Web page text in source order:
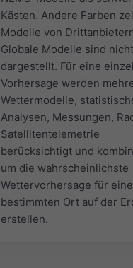
Kästen. Andere Farben
Modelle von
Globale Modelle sind nicht
dargestellt. Für eine
Vorhersage werden
Wettermodelle,
Analysen, Messungen,
Satellitentelemetrie
berücksichtigt und
um die wahrscheinlichste
Wettervorhersage für
bestimmten Ort auf der
erstellen.